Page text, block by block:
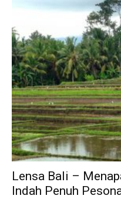
Lensa Bali –
Indah Penuh